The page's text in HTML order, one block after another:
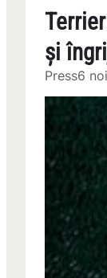
și
Press6